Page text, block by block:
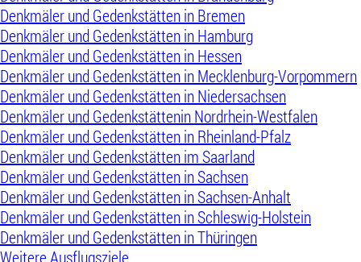
Denkmäler und Gedenkstätten in Bremen
Denkmäler und Gedenkstätten in Hamburg
Denkmäler und Gedenkstätten in Hessen
Denkmäler und Gedenkstätten in Mecklenburg-Vorpommern
Denkmäler und Gedenkstätten in Niedersachsen
Denkmäler und Gedenkstättenin Nordrhein-Westfalen
Denkmäler und Gedenkstätten in Rheinland-Pfalz
Denkmäler und Gedenkstätten im Saarland
Denkmäler und Gedenkstätten in Sachsen
Denkmäler und Gedenkstätten in Sachsen-Anhalt
Denkmäler und Gedenkstätten in Schleswig-Holstein
Denkmäler und Gedenkstätten in Thüringen